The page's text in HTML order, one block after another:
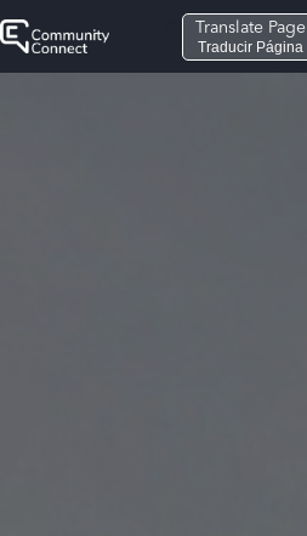
Translate Page
Traducir Página